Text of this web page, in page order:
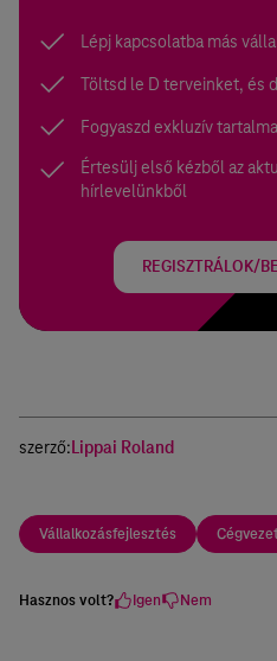
Lépj kapcsolatba más
Töltsd le D terveinket, és
Fogyaszd exkluzív
Értesülj első kézből az
hírlevelünkből
REGISZTRÁLOK/
szerző:Lippai Roland
Vállalkozásfejlesztés
Hasznos volt? Igen Nem